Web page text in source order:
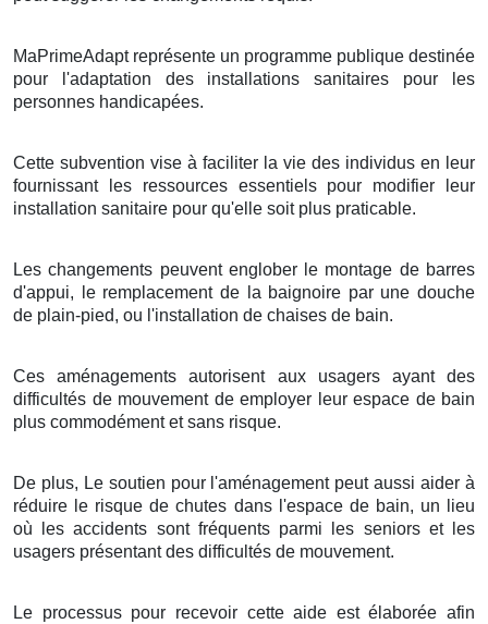
MaPrimeAdapt représente un programme publique destinée
pour l'adaptation des installations sanitaires pour les
personnes handicapées.
Cette subvention vise à faciliter la vie des individus en leur
fournissant les ressources essentiels pour modifier leur
installation sanitaire pour qu'elle soit plus praticable.
Les changements peuvent englober le montage de barres
d'appui, le remplacement de la baignoire par une douche
de plain-pied, ou l'installation de chaises de bain.
Ces aménagements autorisent aux usagers ayant des
difficultés de mouvement de employer leur espace de bain
plus commodément et sans risque.
De plus, Le soutien pour l'aménagement peut aussi aider à
réduire le risque de chutes dans l'espace de bain, un lieu
où les accidents sont fréquents parmi les seniors et les
usagers présentant des difficultés de mouvement.
Le processus pour recevoir cette aide est élaborée afin